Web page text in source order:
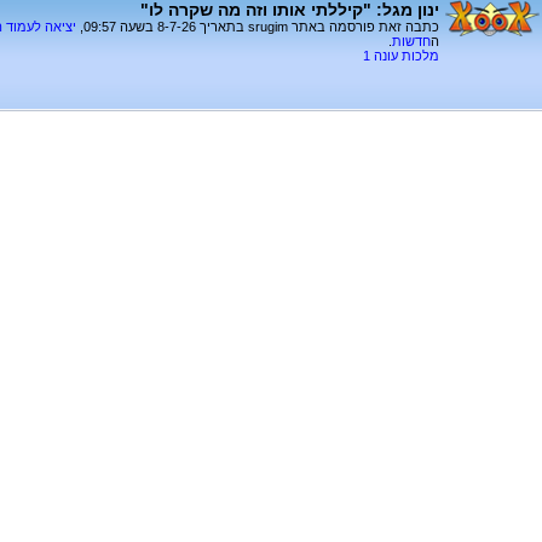
ינון מגל: "קיללתי אותו וזה מה שקרה לו"
כתבה זאת פורסמה באתר srugim בתאריך 8-7-26 בשעה 09:57, יציאה
החדשות
מלכות עונה 1